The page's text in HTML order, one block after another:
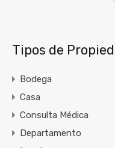
Tipos de
Bodega
Casa
Consulta Médica
Departamento